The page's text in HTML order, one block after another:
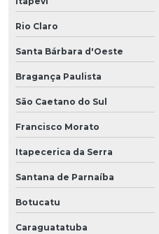
Rio Claro
Santa Bárbara d'Oeste
Bragança Paulista
São Caetano do Sul
Francisco Morato
Itapecerica da Serra
Santana de Parnaíba
Botucatu
Caraguatatuba